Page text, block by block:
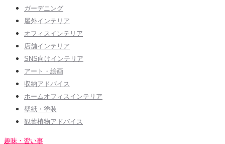
ガーデニング
屋外インテリア
オフィスインテリア
店舗インテリア
SNS向けインテリア
アート・絵画
収納アドバイス
ホームオフィスインテリア
壁紙・塗装
観葉植物アドバイス
趣味・習い事